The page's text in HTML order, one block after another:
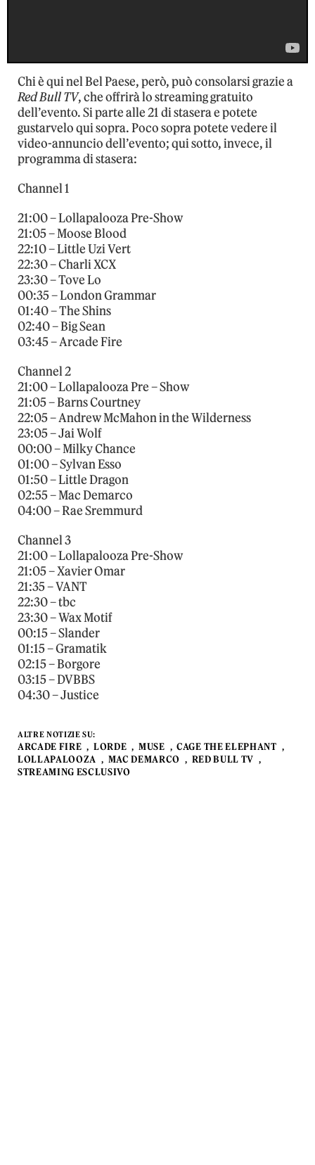
Chi è qui nel Bel Paese, però, può consolarsi grazie a
Red Bull TV, che offrirà lo streaming gratuito
dell’evento. Si parte alle 21 di stasera e potete
gustarvelo qui sopra. Poco sopra potete vedere il
video-annuncio dell’evento; qui sotto, invece, il
programma di stasera:
Channel 1
21:00 – Lollapalooza Pre-Show
21:05 – Moose Blood
22:10 – Little Uzi Vert
22:30 – Charli XCX
23:30 – Tove Lo
00:35 – London Grammar
01:40 – The Shins
02:40 – Big Sean
03:45 – Arcade Fire
Channel 2
21:00 – Lollapalooza Pre – Show
21:05 – Barns Courtney
22:05 – Andrew McMahon in the Wilderness
23:05 – Jai Wolf
00:00 – Milky Chance
01:00 – Sylvan Esso
01:50 – Little Dragon
02:55 – Mac Demarco
04:00 – Rae Sremmurd
Channel 3
21:00 – Lollapalooza Pre-Show
21:05 – Xavier Omar
21:35 – VANT
22:30 – tbc
23:30 – Wax Motif
00:15 – Slander
01:15 – Gramatik
02:15 – Borgore
03:15 – DVBBS
04:30 – Justice
ALTRE NOTIZIE SU:
ARCADE FIRE LORDE MUSE
CAGE THE ELEPHANT
LOLLAPALOOZA
MAC DEMARCO
RED BULL TV
STREAMING ESCLUSIVO